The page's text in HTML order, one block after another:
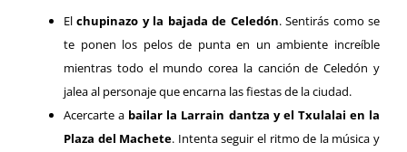
Elchupinazo y la bajada de Celedón. Sentirás como se
te ponen los pelos de punta en un ambiente increíble
mientras todo el mundocorea la canción de Celedón y
jalea al personaje que encarna las fiestas de la ciudad.
Acercarte a bailar la Larrain dantza y el Txulalai en la
Plaza del Machete. Intenta seguir el ritmo de la música y